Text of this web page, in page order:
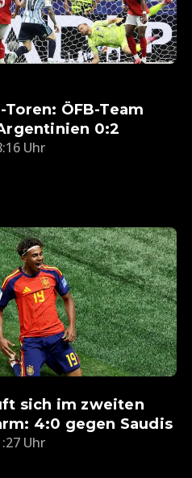
Toren: ÖFB-Team
0:2
Uhr
sich im zweiten
4:0 gegen Saudis
Uhr